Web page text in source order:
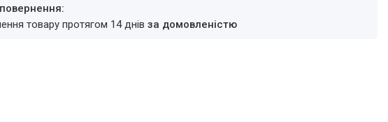
товару протягом 14 днівза домовленістю